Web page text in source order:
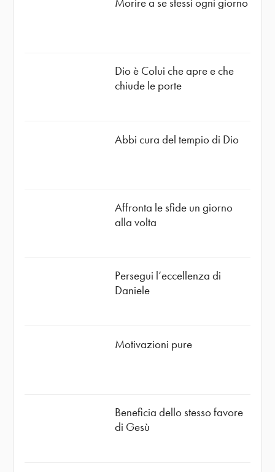
Dio è Colui che apre e che
chiude le porte
Abbi cura del tempio di Dio
Affronta le sfide un giorno
alla volta
Persegui l’eccellenza di
Daniele
Motivazioni pure
Beneficia dello stesso favore
di Gesù